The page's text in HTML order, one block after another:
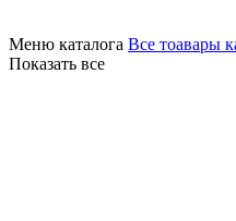
Меню каталога Все тоавары
Показать все